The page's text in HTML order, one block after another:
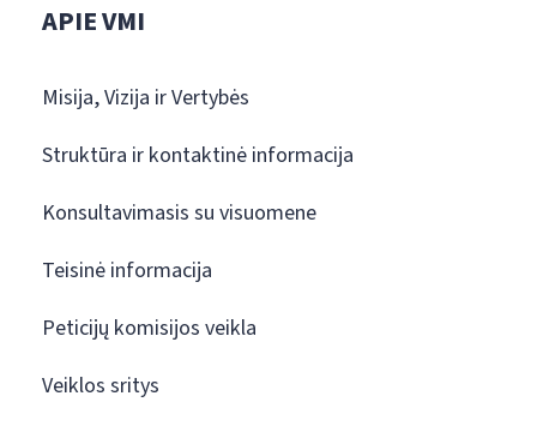
APIE VMI
Misija, Vizija ir Vertybės
Struktūra ir kontaktinė informacija
Konsultavimasis su visuomene
Teisinė informacija
Peticijų komisijos veikla
Veiklos sritys